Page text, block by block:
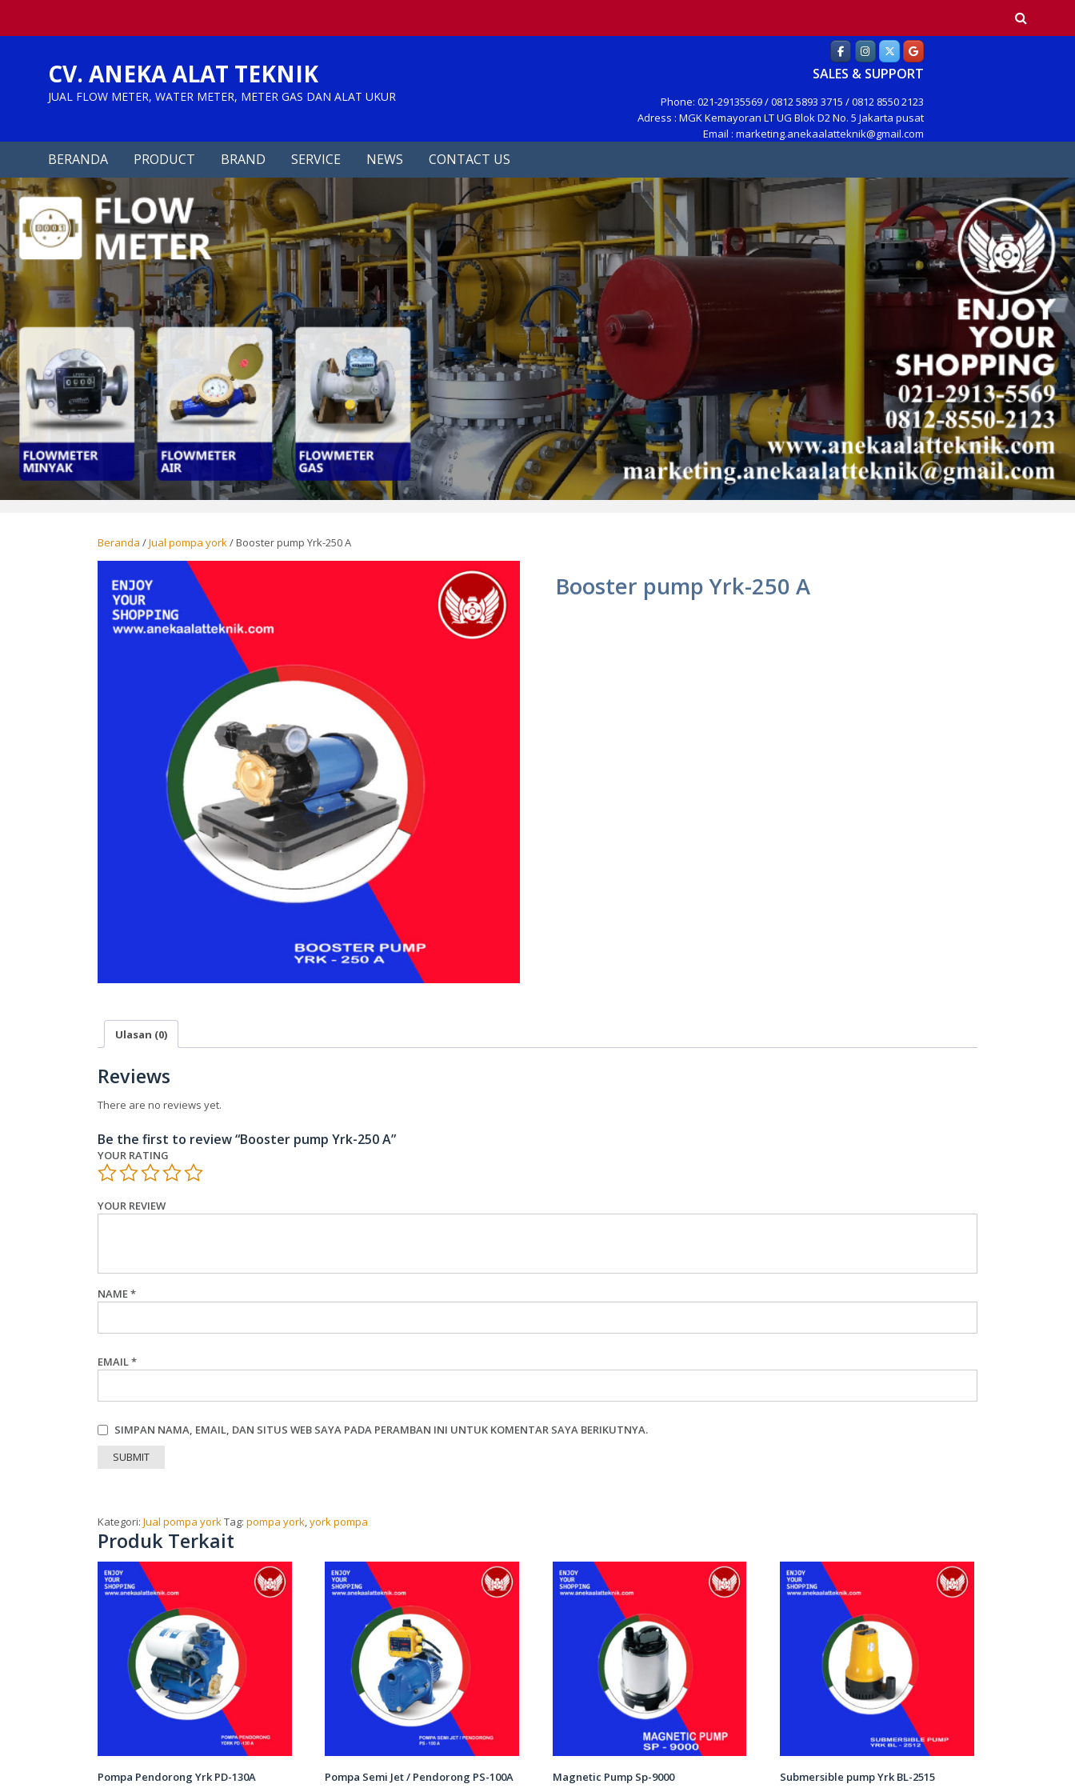
CV. ANEKA ALAT TEKNIK
JUAL FLOW METER, WATER METER, METER GAS DAN ALAT UKUR
SALES & SUPPORT
Phone: 021-29135569 / 0812 5893 3715 / 0812 8550 2123
Adress : MGK Kemayoran LT UG Blok D2 No. 5 Jakarta pusat
Email : marketing.anekaalatteknik@gmail.com
BERANDA PRODUCT BRAND SERVICE NEWS CONTACT US
Beranda /Jual pompa york/ Booster pump Yrk-250 A
Booster pump Yrk-250 A
Ulasan (0)
Reviews
There are no reviews yet.
Be the first to review “Booster pump Yrk-250 A”
YOUR RATING
YOUR REVIEW
NAME*
EMAIL*
SIMPAN NAMA, EMAIL, DAN SITUS WEB SAYA PADA PERAMBAN INI UNTUK KOMENTAR SAYA BERIKUTNYA.
Kategori: Jual pompa yorkTag: pompa york,york pompa
Produk Terkait
Pompa Pendorong Yrk PD-130A Pompa Semi Jet / Pendorong PS-100A Magnetic Pump Sp-9000 Submersible pump Yrk BL-2515